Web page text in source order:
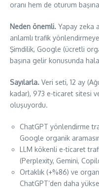
oranı hem de oturum
Neden önemli. Yapay zeka
anlamlı trafik
Şimdilik, Google (ücretli
başına gelir konusunda
Sayılarla. Veri seti, 12 ay
kadar), 973 e-ticaret sitesi
oluşuyordu.
ChatGPT yönlendirme
Google organik
LLM kökenli e-ticaret
(Perplexity, Gemini,
Ortaklık (+%86) ve
ChatGPT’den daha